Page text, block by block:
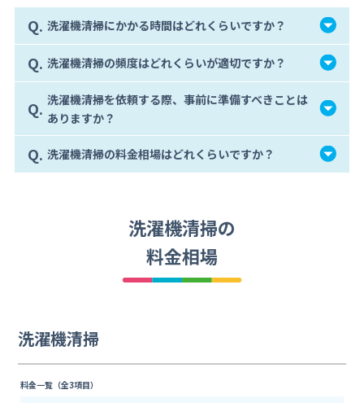
Q. 洗濯機清掃にかかる時間はどれくらいですか？
Q. 洗濯機清掃の頻度はどれくらいが適切ですか？
Q. 洗濯機清掃を依頼する際、事前に準備すべきことは
ありますか？
Q. 洗濯機清掃の料金相場はどれくらいですか？
洗濯機清掃の
料金相場
洗濯機清掃
料金一覧（全3項目）